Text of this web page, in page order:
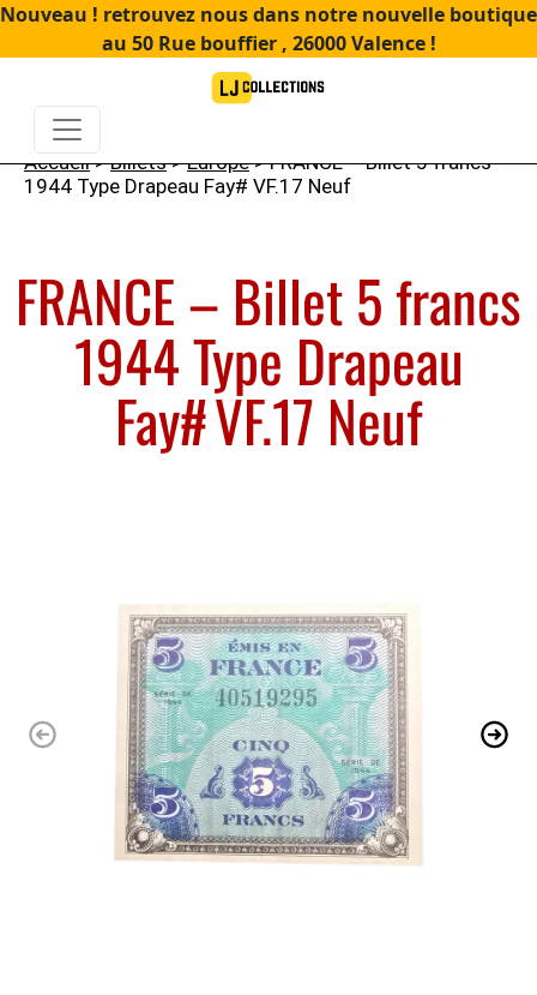
Nouveau ! retrouvez nous dans notre nouvelle boutique
au 50 Rue bouffier , 26000 Valence !
Accueil>Billets>Europe> FRANCE – Billet 5 francs
1944 Type Drapeau Fay# VF.17 Neuf
FRANCE – Billet 5 francs
1944 Type Drapeau
Fay# VF.17 Neuf